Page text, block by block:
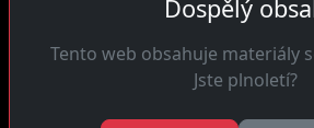
Dospělý
Tento web obsahuje materiály
Jste plnoletí?